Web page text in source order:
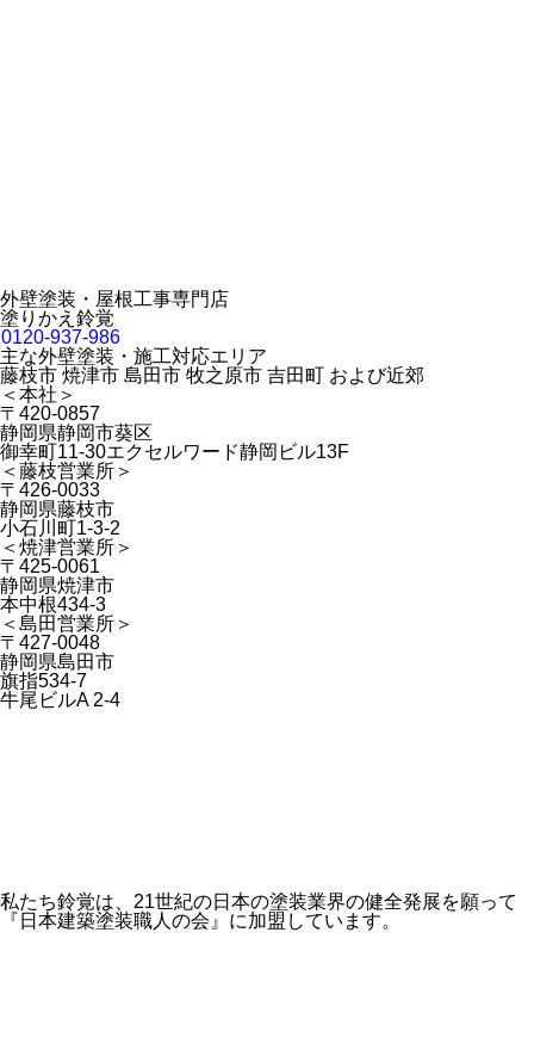
外壁塗装・屋根工事専門店
塗りかえ鈴覚
0120-937-986
主な外壁塗装・施工対応エリア
藤枝市 焼津市 島田市 牧之原市 吉田町 および近郊
＜本社＞
〒420-0857
静岡県静岡市葵区
御幸町11-30エクセルワード静岡ビル13F
＜藤枝営業所＞
〒426-0033
静岡県藤枝市
小石川町1-3-2
＜焼津営業所＞
〒425-0061
静岡県焼津市
本中根434-3
＜島田営業所＞
〒427-0048
静岡県島田市
旗指534-7
牛尾ビルA 2-4
私たち鈴覚は、21世紀の日本の塗装業界の健全発展を願って
『日本建築塗装職人の会』に加盟しています。